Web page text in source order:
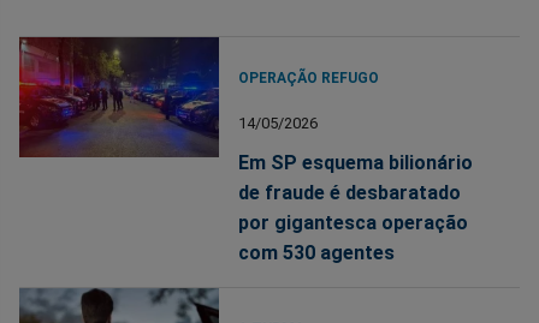
OPERAÇÃO REFUGO
14/05/2026
Em SP esquema bilionário
de fraude é desbaratado
por gigantesca operação
com 530 agentes